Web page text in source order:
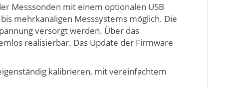
Messsonden mit einem optionalen USB
mehrkanaligen Messsystems möglich. Die
versorgt werden. Über das
realisierbar. Das Update der Firmware
kalibrieren, mit vereinfachtem